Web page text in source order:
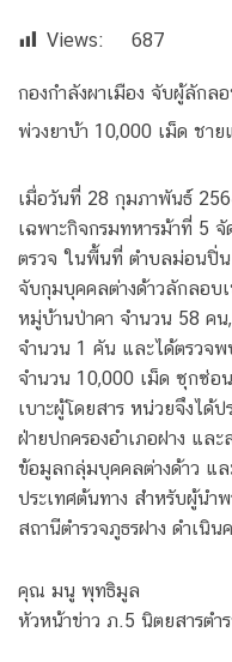
Views: 687
กองกำลังผาเมือง จับผู้ลักล
พ่วงยาบ้า 10,000 เม็ด ชา
เมื่อวันที่ 28 กุมภาพันธ์
เฉพาะกิจกรมทหารม้าที่ 5
ตรวจ ในพื้นที่ ตำบลม่อนปิ่น
จับกุมบุคคลต่างด้าวลักลอบ
หมู่บ้านป่าคา จำนวน 58 ค
จำนวน 1 คัน และได้ตรวจ
จำนวน 10,000 เม็ด ซุกซ่อ
เบาะผู้โดยสาร หน่วยจึงได้ป
ฝ่ายปกครองอำเภอฝาง แล
ข้อมูลกลุ่มบุคคลต่างด้าว แล
ประเทศต้นทาง สำหรับผู้นำ
สถานีตำรวจภูธรฝาง ดำเนิ
คุณ มนู พุทธิมูล
หัวหน้าข่าว ภ.5 นิตยสารตำ